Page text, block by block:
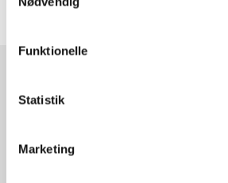
Funktionelle
Statistik
Marketing
Artikler med samme emner